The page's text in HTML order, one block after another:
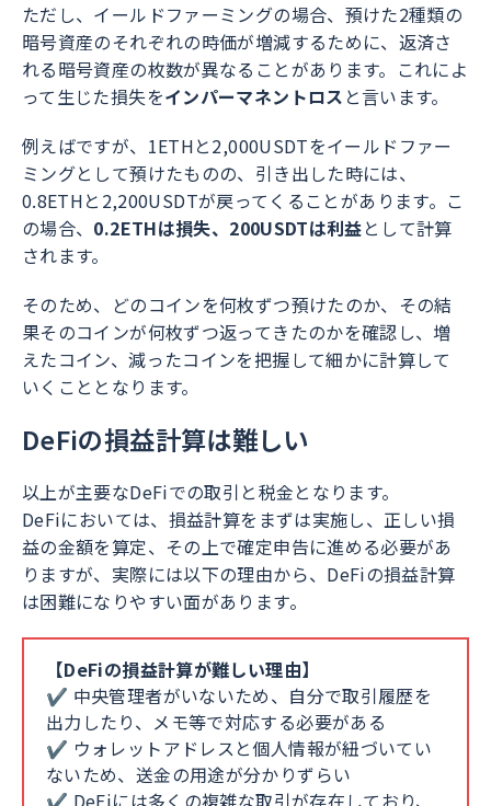
ただし、イールドファーミングの場合、預けた2種類の
暗号資産のそれぞれの時価が増減するために、返済さ
れる暗号資産の枚数が異なることがあります。これによ
って生じた損失をインパーマネントロス と言います。
例えばですが、1ETHと2,000USDTをイールドファー
ミングとして預けたものの、引き出した時には、
0.8ETHと2,200USDTが戻ってくることがあります。こ
の場合、 0.2ETHは損失、200USDTは利益として計算
されます。
そのため、どのコインを何枚ずつ預けたのか、その結
果そのコインが何枚ずつ返ってきたのかを確認し、増
えたコイン、減ったコインを把握して細かに計算して
いくこととなります。
DeFiの損益計算は難しい
以上が主要なDeFiでの取引と税金となります。
DeFiにおいては、損益計算をまずは実施し、正しい損
益の金額を算定、その上で確定申告に進める必要があ
りますが、実際には以下の理由から、DeFiの損益計算
は困難になりやすい面があります。
【DeFiの損益計算が難しい理由】
✔ 中央管理者がいないため、自分で取引履歴を
出力したり、メモ等で対応する必要がある
✔ ウォレットアドレスと個人情報が紐づいてい
ないため、送金の用途が分かりずらい
✔ DeFiには多くの複雑な取引が存在しており、